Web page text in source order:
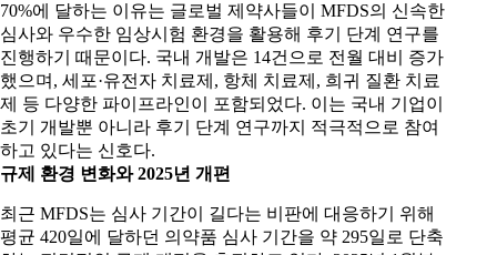
70%에 달하는 이유는 글로벌 제약사들이 MFDS의 신속한
심사와 우수한 임상시험 환경을 활용해 후기 단계 연구를
진행하기 때문이다. 국내 개발은 14건으로 전월 대비 증가
했으며, 세포·유전자 치료제, 항체 치료제, 희귀 질환 치료
제 등 다양한 파이프라인이 포함되었다. 이는 국내 기업이
초기 개발뿐 아니라 후기 단계 연구까지 적극적으로 참여
하고 있다는 신호다.
규제 환경 변화와2025년 개편
최근 MFDS는 심사 기간이 길다는 비판에 대응하기 위해
평균 420일에 달하던 의약품 심사 기간을 약 295일로 단축